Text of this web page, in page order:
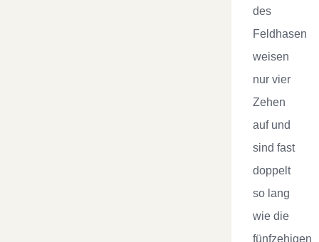
des
Feldhasen
weisen
nur vier
Zehen
auf und
sind fast
doppelt
so lang
wie die
fünfzehigen